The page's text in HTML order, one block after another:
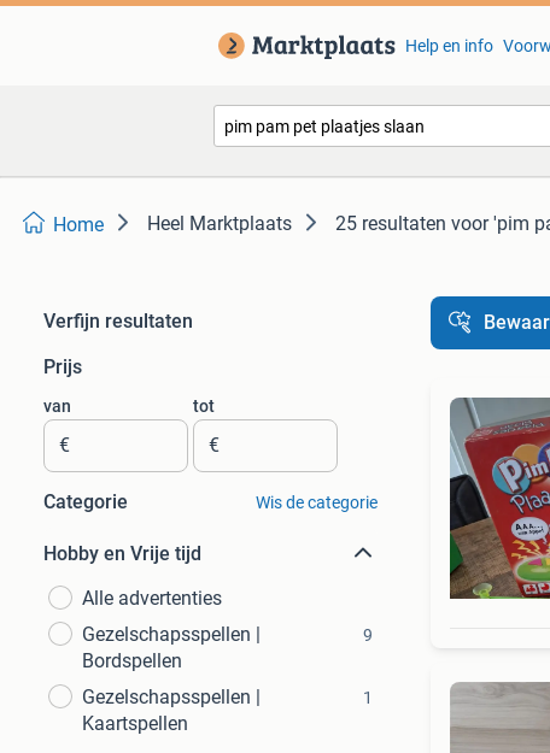
Help en info
Home Heel Marktplaats 25 resultaten voor 'pim
Verfijn resultaten
Prijs
van
€
tot
€
Categorie Wis de categorie
Hobby en Vrije tijd
Alle advertenties
Gezelschapsspellen |
Bordspellen
9
Gezelschapsspellen |
Kaartspellen
1